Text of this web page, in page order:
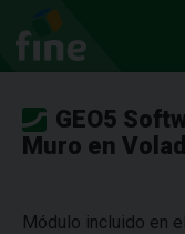
GEO5
Muro en
Módulo incluido en